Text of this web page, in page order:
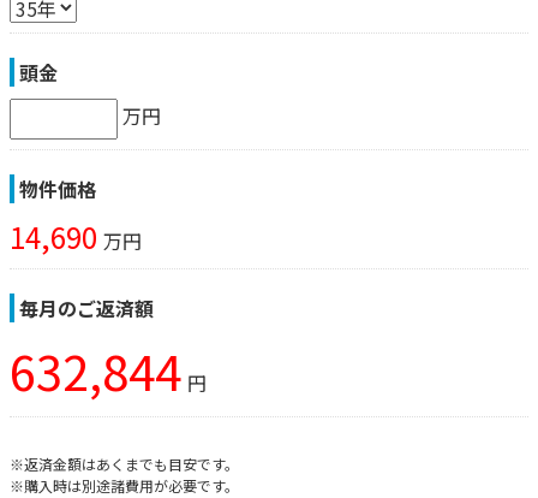
頭金
万円
物件価格
14,690 万円
毎月のご返済額
632,844 円
※返済金額はあくまでも目安です。
※購入時は別途諸費用が必要です。